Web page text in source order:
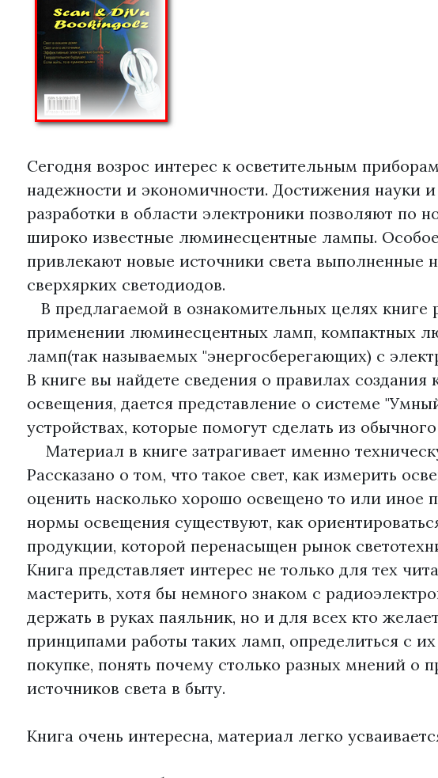
Сегодня возрос интерес к осветительным
надежности и экономичности. Достижения науки
разработки в области электроники позволяют по
широко известные люминесцентные лампы.
привлекают новые источники света выполненные
сверхярких светодиодов.
В предлагаемой в ознакомительных целях книге
применении люминесцентных ламп, компактных
ламп(так называемых "энергосберегающих) с
В книге вы найдете сведения о правилах создания
освещения, дается представление о системе
устройствах, которые помогут сделать из
Материал в книге затрагивает именно
Рассказано о том, что такое свет, как измерить
оценить насколько хорошо освещено то или иное
нормы освещения существуют, как
продукции, которой перенасыщен рынок
Книга представляет интерес не только для тех
мастерить, хотя бы немного знаком с
держать в руках паяльник, но и для всех кто
принципами работы таких ламп, определиться с
покупке, понять почему столько разных мнений о
источников света в быту.
Книга очень интересна, материал легко